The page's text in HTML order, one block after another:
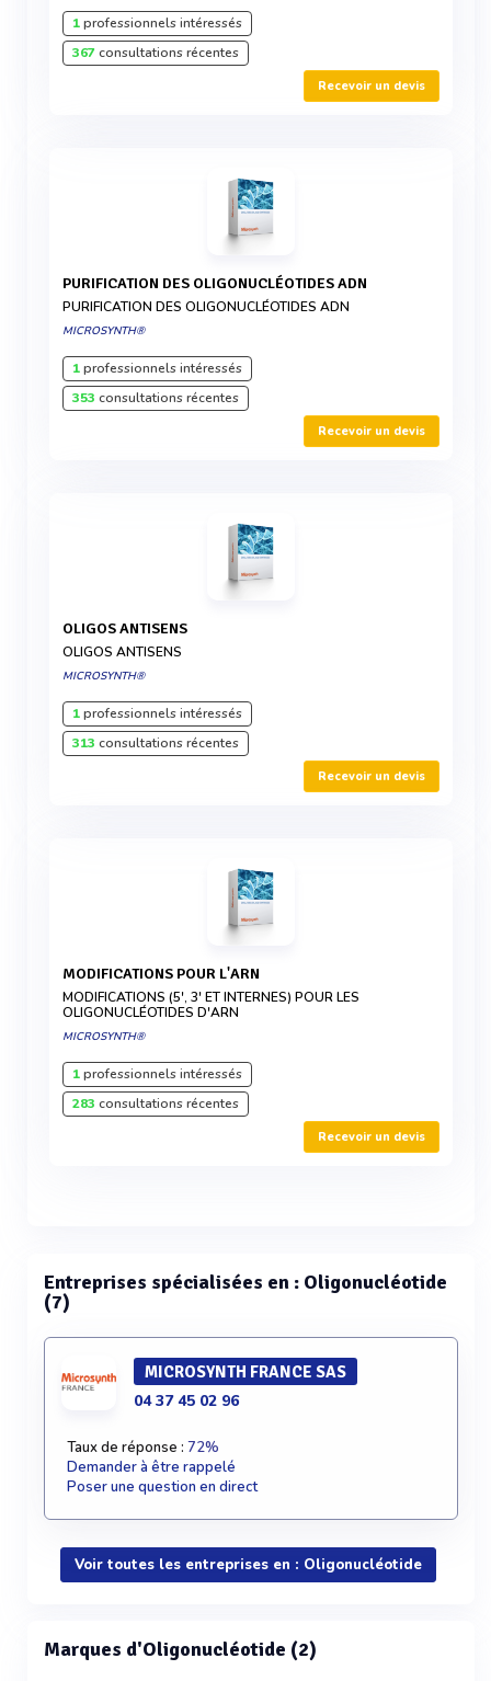
1professionnels intéressés
367consultations récentes
Recevoir un devis
PURIFICATION DES OLIGONUCLÉOTIDES ADN
PURIFICATION DES OLIGONUCLÉOTIDES ADN
MICROSYNTH®
1professionnels intéressés
353 consultations récentes
Recevoir un devis
OLIGOS ANTISENS
OLIGOS ANTISENS
MICROSYNTH®
1professionnels intéressés
313 consultations récentes
Recevoir un devis
MODIFICATIONS POUR L'ARN
MODIFICATIONS (5', 3' ET INTERNES) POUR LES
OLIGONUCLÉOTIDES D'ARN
MICROSYNTH®
1professionnels intéressés
283 consultations récentes
Recevoir un devis
Entreprises spécialisées en : Oligonucléotide
(7)
MICROSYNTH FRANCE SAS
04 37 45 02 96
Taux de réponse : 72%
Demander à être rappelé
Poser une question en direct
Voir toutes les entreprises en : Oligonucléotide
Marques d'Oligonucléotide (2)